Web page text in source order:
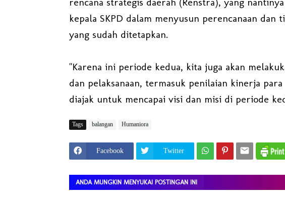
kepala SKPD dalam menyusun perencanaan
yang sudah ditetapkan.
"Karena ini periode kedua, kita juga akan
dan pelaksanaan, termasuk penilaian kinerja
diajak untuk mencapai visi dan misi di periode
Tags balangan Humaniora
Facebook Twitter
ANDA MUNGKIN MENYUKAI POSTINGAN INI